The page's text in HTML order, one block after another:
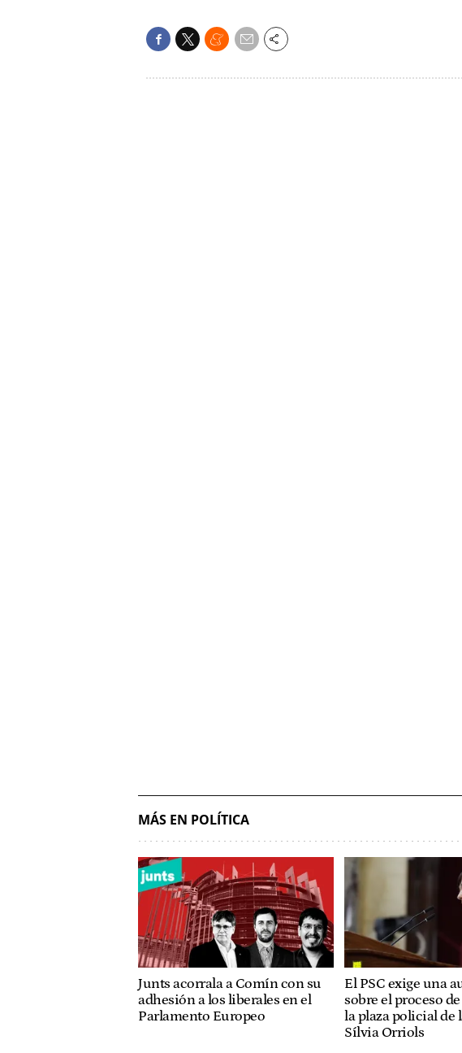
MÁS EN POLÍTICA
Junts acorrala a Comín con su
adhesión a los liberales en el
Parlamento Europeo
El PSC exige una
sobre el proceso
la plaza policial de
Sílvia Orriols